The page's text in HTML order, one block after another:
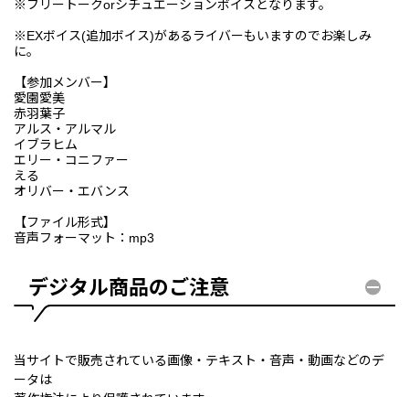
※フリートークorシチュエーションボイスとなります。
※EXボイス(追加ボイス)があるライバーもいますのでお楽しみ
に。
【参加メンバー】
愛園愛美
赤羽葉子
アルス・アルマル
イブラヒム
エリー・コニファー
える
オリバー・エバンス
【ファイル形式】
音声フォーマット：mp3
デジタル商品のご注意
当サイトで販売されている画像・テキスト・音声・動画などのデ
ータは